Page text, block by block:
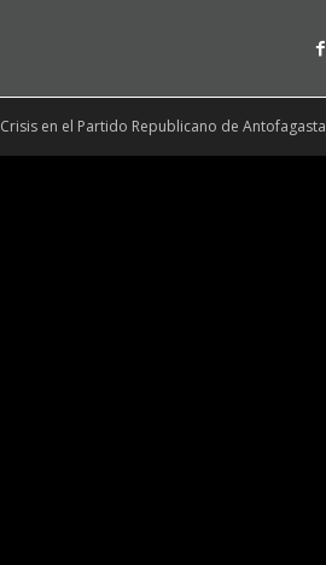
Crisis en el Partido Republicano de Antofagasta